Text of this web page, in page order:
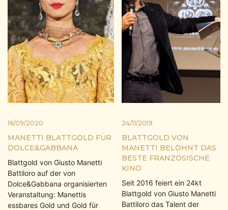
16/09/2020
MANETTI BLATTGOLD FÜR
DOLCE&GABBANA
Blattgold von Giusto Manetti
Battiloro auf der von
Dolce&Gabbana organisierten
Veranstaltung: Manettis
essbares Gold und Gold für
24/11/2019
BLATTGOLD VON
MANETTI BELOHNT DAS
BESTE FRANZÖSISCHE
KINO
Seit 2016 feiert ein 24kt
Blattgold von Giusto Manetti
Battiloro das Talent der